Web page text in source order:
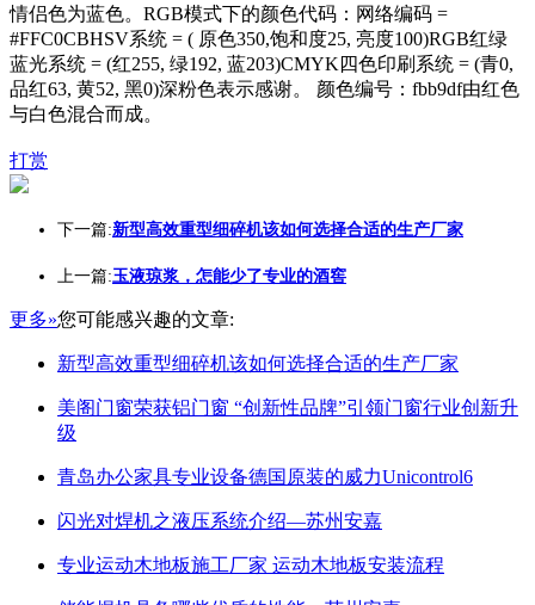
情侣色为蓝色。RGB模式下的颜色代码：网络编码 =
#FFC0CBHSV系统 = ( 原色350,饱和度25, 亮度100)RGB红绿
蓝光系统 = (红255, 绿192, 蓝203)CMYK四色印刷系统 = (青0,
品红63, 黄52, 黑0)深粉色表示感谢。 颜色编号：fbb9df由红色
与白色混合而成。
打赏
下一篇:新型高效重型细碎机该如何选择合适的生产厂家
上一篇:玉液琼浆，怎能少了专业的酒窖
更多»您可能感兴趣的文章:
新型高效重型细碎机该如何选择合适的生产厂家
美阁门窗荣获铝门窗 “创新性品牌”引领门窗行业创新升
级
青岛办公家具专业设备德国原装的威力Unicontrol6
闪光对焊机之液压系统介绍—苏州安嘉
专业运动木地板施工厂家 运动木地板安装流程